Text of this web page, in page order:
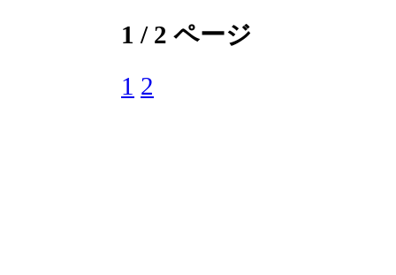
1 / 2 ページ
1 2